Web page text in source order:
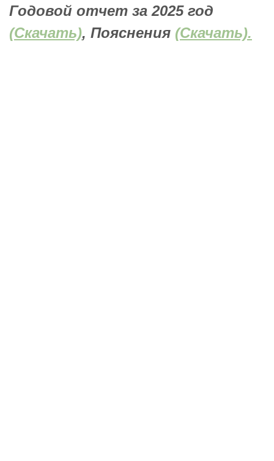
Годовой отчет за 2025 год
(Скачать), Пояснения (Скачать).